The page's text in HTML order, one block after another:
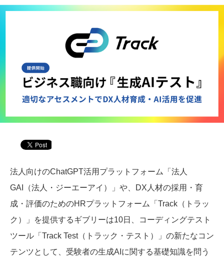
法人向けのChatGPT活用プラットフォーム「法人
GAI（法人・ジーエーアイ）」や、DX人材の採用・育
成・評価のためのHRプラットフォーム「Track（トラッ
ク）」を提供するギブリーは10日、コーディングテスト
ツール「Track Test（トラック・テスト）」の新たなコン
テンツとして、受験者の生成AIに関する基礎知識を問う